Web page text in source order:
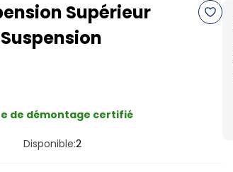
Supérieur
de démontage certifié
Disponible:2